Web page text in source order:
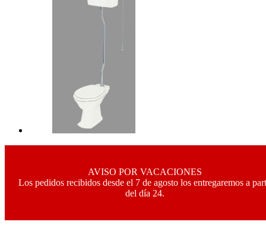
AVISO POR VACACIONES
Los pedidos recibidos desde el 7 de agosto los entregaremos a
del día 24.